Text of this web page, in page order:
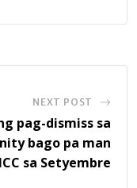
NEXT POST
pag-dismiss sa
bago pa man
sa Setyembre